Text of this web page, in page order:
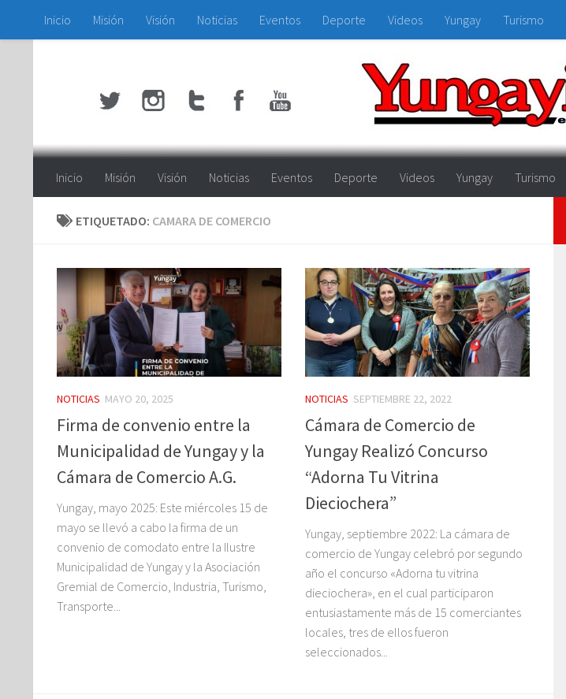
Saltar al contenido
Inicio Misión Visión Noticias Eventos Deporte Videos Yungay Turismo
Inicio Misión Visión Noticias Eventos Deporte Videos Yungay Turismo
ETIQUETADO: CAMARA DE COMERCIO
NOTICIAS MAYO 20, 2025
Firma de convenio entre la
Municipalidad de Yungay y la
Cámara de Comercio A.G.
Yungay, mayo 2025: Este miércoles 15 de
mayo se llevó a cabo la firma de un
convenio de comodato entre la Ilustre
Municipalidad de Yungay y la Asociación
Gremial de Comercio, Industria, Turismo,
Transporte...
NOTICIAS SEPTIEMBRE 22, 2022
Cámara de Comercio de
Yungay Realizó Concurso
“Adorna Tu Vitrina
Dieciochera”
Yungay, septiembre 2022: La cámara de
comercio de Yungay celebró por segundo
año el concurso «Adorna tu vitrina
dieciochera», en el cual participaron
entusiastamente más de 15 comerciantes
locales, tres de ellos fueron
seleccionados...